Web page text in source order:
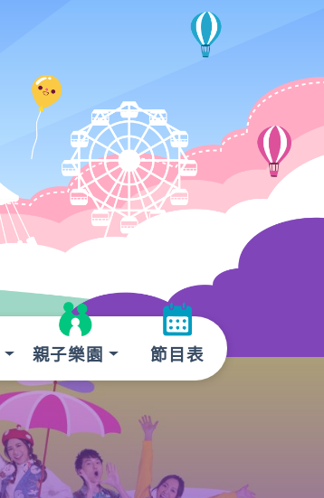
親子樂園 節目表